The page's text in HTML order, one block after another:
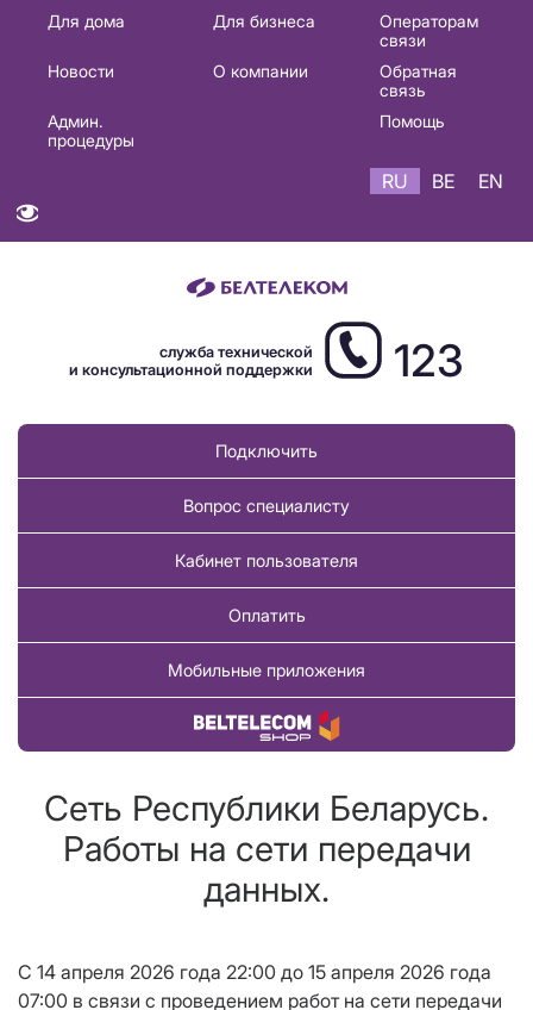
Основная
навигация
Для дома Для бизнеса
Операторам
связи
Новости
О компании
Обратная
связь
Админ.
процедуры
Помощь
RU BE EN
служба технической
и консультационной поддержки
123
Подключить
Вопрос специалисту
Кабинет пользователя
Оплатить
Мобильные приложения
Купить товар
Сеть Республики Беларусь.
Работы на сети передачи
данных.
С 14 апреля 2026 года 22:00 до 15 апреля 2026 года
07:00 в связи с проведением работ на сети передачи